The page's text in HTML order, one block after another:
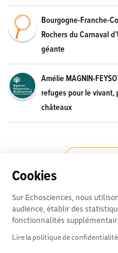
Cookies
Sur Echosciences, nous
audience, établir des
fonctionnalités
Lire la politique de confidentialité
Bourgogne-Franche-
Rochers du Carnaval
géante
Amélie MAGNIN-
refuges pour le
châteaux
Besoin d'aide pour utiliser
Echosciences ? Écrivez